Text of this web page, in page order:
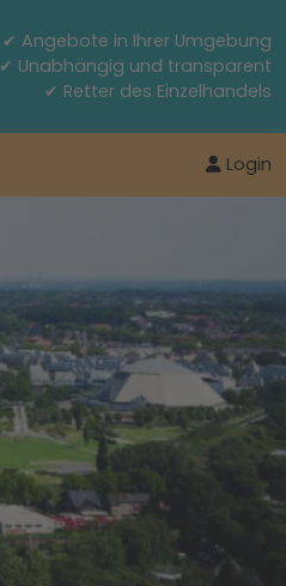
✔ Angebote in Ihrer Umgebung
✔ Unabhängig und transparent
✔ Retter des Einzelhandels
Login